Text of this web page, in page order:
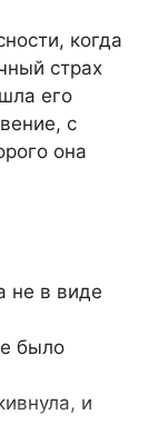
когда
страх
его
с
она
не в виде
было
и